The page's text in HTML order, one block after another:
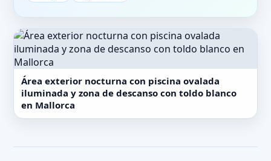
Área exterior nocturna con piscina ovalada
iluminada y zona de descanso con toldo blanco
en Mallorca